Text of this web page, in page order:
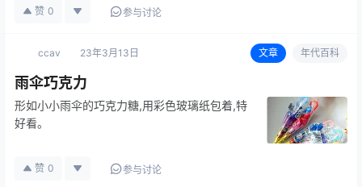
赞 0 参与讨论
ccav 23年3月13日 文章 年代百科
雨伞巧克力
形如小小雨伞的巧克力糖,用彩色玻璃纸包着,特
好看。
赞 0 参与讨论